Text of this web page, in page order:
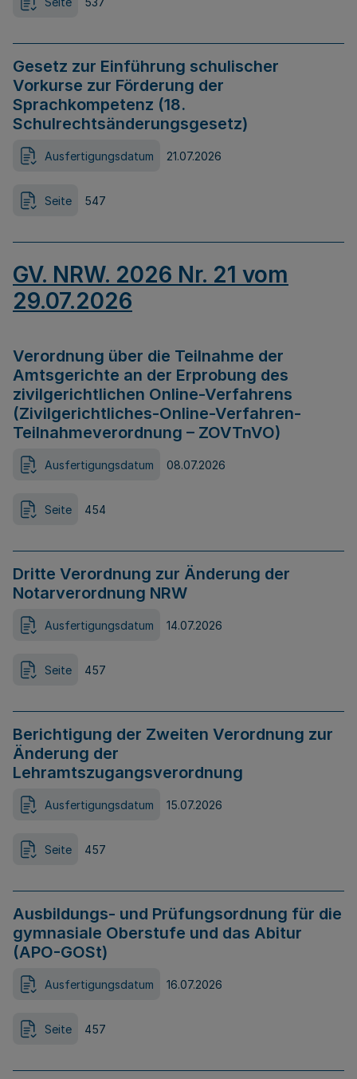
Gesetz zur Einführung schulischer
Vorkurse zur Förderung der
Sprachkompetenz (18.
Schulrechtsänderungsgesetz)
Ausfertigungsdatum 21.07.2026
Seite 547
GV. NRW. 2026 Nr. 21 vom
29.07.2026
Verordnung über die Teilnahme der
Amtsgerichte an der Erprobung des
zivilgerichtlichen Online-Verfahrens
(Zivilgerichtliches-Online-Verfahren-
Teilnahmeverordnung – ZOVTnVO)
Ausfertigungsdatum 08.07.2026
Seite 454
Dritte Verordnung zur Änderung der
Notarverordnung NRW
Ausfertigungsdatum 14.07.2026
Seite 457
Berichtigung der Zweiten Verordnung zur
Änderung der
Lehramtszugangsverordnung
Ausfertigungsdatum 15.07.2026
Seite 457
Ausbildungs- und Prüfungsordnung für die
gymnasiale Oberstufe und das Abitur
(APO-GOSt)
Ausfertigungsdatum 16.07.2026
Seite 457